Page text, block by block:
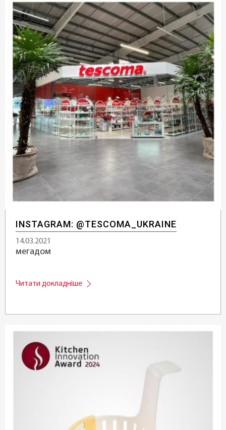
INSTAGRAM: @TESCOMA_UKRAINE
14.03.2021
мегадом
Читати докладніше